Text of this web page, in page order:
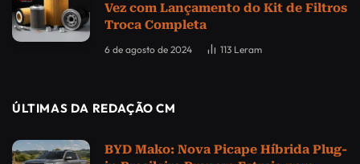
Vez com Lançamento do Kit de Filtros
Troca Completa
6 de agosto de 2024 113 Leram
ÚLTIMAS DA REDAÇÃO CM
BYD Mako: Nova Picape Híbrida Plug-